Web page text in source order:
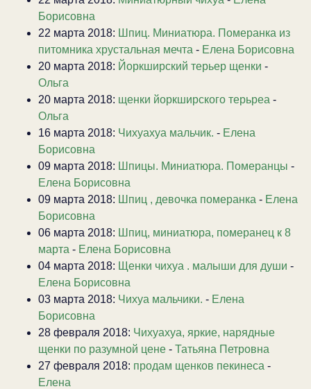
Борисовна
22 марта 2018: Шпиц. Миниатюра. Померанка из
питомника хрустальная мечта - Елена Борисовна
20 марта 2018: Йоркширский терьер щенки -
Ольга
20 марта 2018: щенки йоркширского терьреа -
Ольга
16 марта 2018: Чихуахуа мальчик. - Елена
Борисовна
09 марта 2018: Шпицы. Миниатюра. Померанцы -
Елена Борисовна
09 марта 2018: Шпиц , девочка померанка - Елена
Борисовна
06 марта 2018: Шпиц, миниатюра, померанец к 8
марта - Елена Борисовна
04 марта 2018: Щенки чихуа . малыши для души -
Елена Борисовна
03 марта 2018: Чихуа мальчики. - Елена
Борисовна
28 февраля 2018: Чихуахуа, яркие, нарядные
щенки по разумной цене - Татьяна Петровна
27 февраля 2018: продам щенков пекинеса -
Елена